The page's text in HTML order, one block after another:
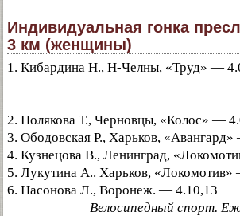
Индивидуальная гонка
3 км (женщины)
1. Кибардина Н., Н-Челны, «Труд» —
2. Полякова Т., Черновцы, «Колос» —
3. Ободовская Р., Харьков,
4. Кузнецова В., Ленинград,
5. Лукутина А.. Харьков,
6. Насонова Л., Воронеж. — 4.10,13
Велосипедный спорт.